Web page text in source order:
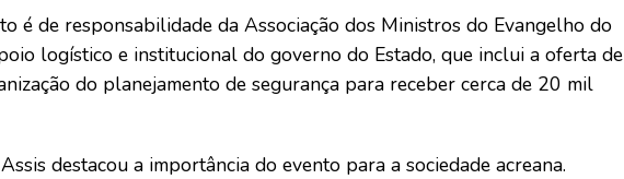
é de responsabilidade da Associação dos Ministros do Evangelho do
logístico e institucional do governo do Estado, que inclui a oferta de
do planejamento de segurança para receber cerca de 20 mil
destacou a importância do evento para a sociedade acreana.